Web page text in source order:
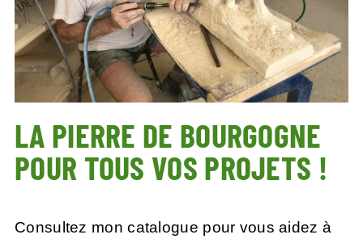
LA PIERRE DE BOURGOGNE
POUR TOUS VOS PROJETS !
Consultez mon catalogue pour vous aidez à